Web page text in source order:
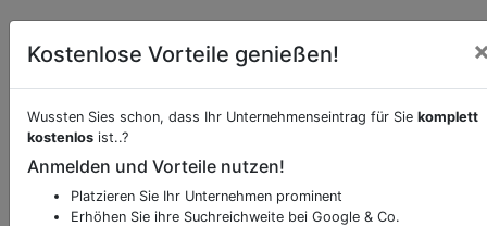
Beschreibung & Services von
Sie möchten eine Beschreibung, Dienstleistung
oder andere relevante Informationen hinzufügen?
Kostenlose Vorteile genießen!
Wussten Sies schon, dass Ihr Unternehmenseintrag für Sie komplett
kostenlos ist..?
Anmelden und Vorteile nutzen!
Platzieren Sie Ihr Unternehmen prominent
Erhöhen Sie ihre Suchreichweite bei Google & Co.